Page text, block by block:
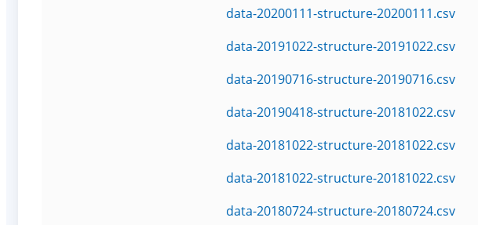
data-20200111-structure-20200111.csv
data-20191022-structure-20191022.csv
data-20190716-structure-20190716.csv
data-20190418-structure-20181022.csv
data-20181022-structure-20181022.csv
data-20181022-structure-20181022.csv
data-20180724-structure-20180724.csv